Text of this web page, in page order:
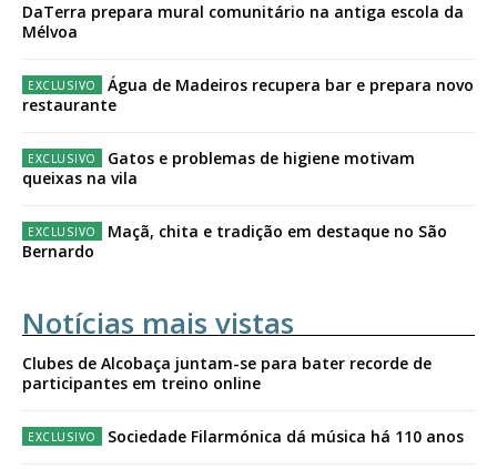
DaTerra prepara mural comunitário na antiga escola da
Mélvoa
Água de Madeiros recupera bar e prepara novo
restaurante
Gatos e problemas de higiene motivam
queixas na vila
Maçã, chita e tradição em destaque no São
Bernardo
Notícias mais vistas
Clubes de Alcobaça juntam-se para bater recorde de
participantes em treino online
Sociedade Filarmónica dá música há 110 anos